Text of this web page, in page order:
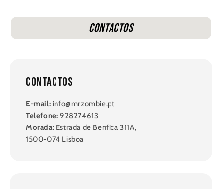
Contactos
Contactos
E-mail: info@mrzombie.pt
Telefone: 928274613
Morada: Estrada de Benfica 311A,
1500-074 Lisboa